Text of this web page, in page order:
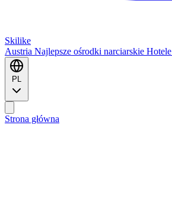
Skilike
Austria Najlepsze ośrodki narciarskie Hotele
PL
Strona główna